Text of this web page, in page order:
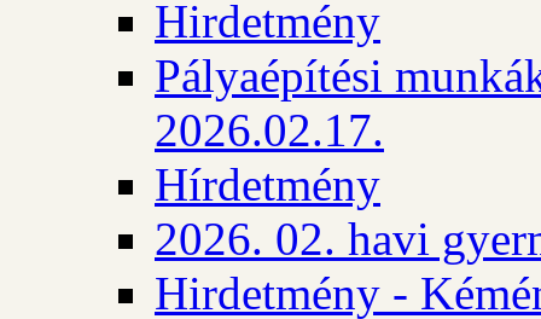
Hirdetmény
Pályaépítési
2026.02.17.
Hírdetmény
2026. 02. havi
Hirdetmény -